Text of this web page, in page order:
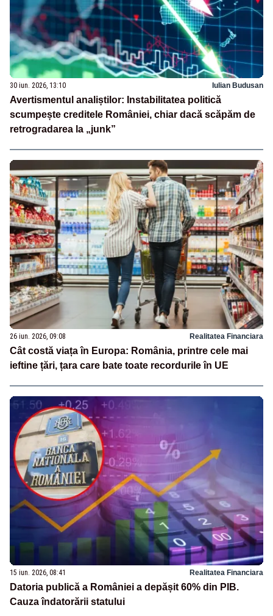
30 iun. 2026, 13:10 Iulian Budusan
Avertismentul analiștilor: Instabilitatea politică
scumpește creditele României, chiar dacă scăpăm de
retrogradarea la „junk”
26 iun. 2026, 09:08 Realitatea Financiara
Cât costă viața în Europa: România, printre cele mai
ieftine țări, țara care bate toate recordurile în UE
15 iun. 2026, 08:41 Realitatea Financiara
Datoria publică a României a depășit 60% din PIB.
Cauza îndatorării statului